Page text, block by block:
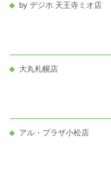
by デジホ 天王寺ミオ店
大丸札幌店
アル・プラザ小松店